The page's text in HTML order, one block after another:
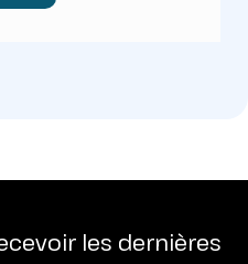
les dernières